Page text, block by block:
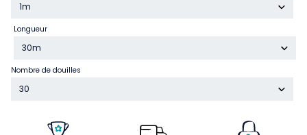
1m
Longueur
30m
Nombre de douilles
30